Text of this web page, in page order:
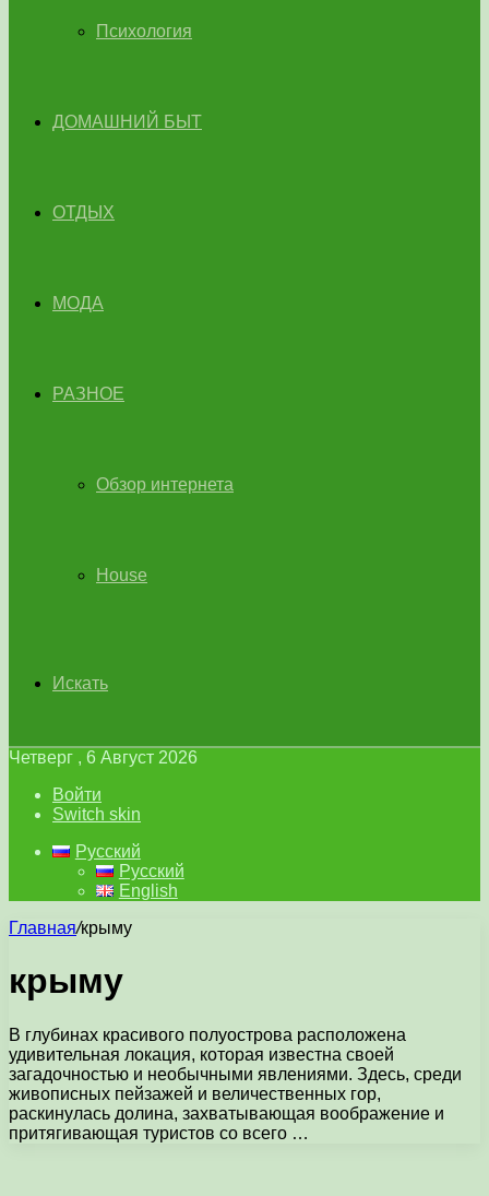
Психология
ДОМАШНИЙ БЫТ
ОТДЫХ
МОДА
РАЗНОЕ
Обзор интернета
House
Искать
Четверг , 6 Август 2026
Войти
Switch skin
Русский
Русский
English
Главная/крыму
крыму
В глубинах красивого полуострова расположена
удивительная локация, которая известна своей
загадочностью и необычными явлениями. Здесь, среди
живописных пейзажей и величественных гор,
раскинулась долина, захватывающая воображение и
притягивающая туристов со всего …